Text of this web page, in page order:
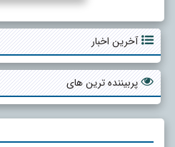
آخرین اخبار
پربیننده ترین های